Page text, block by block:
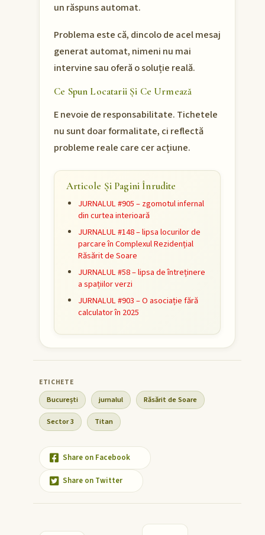
un răspuns automat.
Problema este că, dincolo de acel mesaj
generat automat, nimeni nu mai
intervine sau oferă o soluție reală.
Ce Spun Locatarii Și Ce Urmează
E nevoie de responsabilitate. Tichetele
nu sunt doar formalitate, ci reflectă
probleme reale care cer acțiune.
Articole Și Pagini Înrudite
JURNALUL #905 – zgomotul infernal
din curtea interioară
JURNALUL #148 – lipsa locurilor de
parcare în Complexul Rezidențial
Răsărit de Soare
JURNALUL #58 – lipsa de întreținere
a spațiilor verzi
JURNALUL #903 – O asociație fără
calculator în 2025
București jurnalul Răsărit de Soare
Sector 3 Titan
Share on Facebook
Share on Twitter